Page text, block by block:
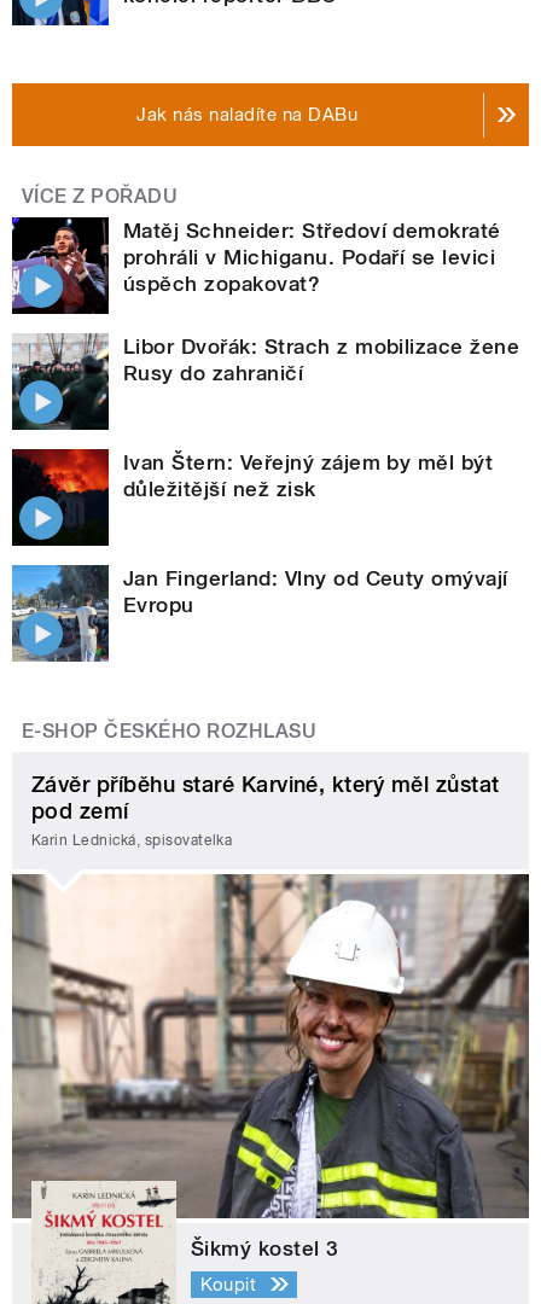
Jak nás naladíte na DABu
VÍCE Z POŘADU
Matěj Schneider: Středoví demokraté
prohráli v Michiganu. Podaří se levici
úspěch zopakovat?
Libor Dvořák: Strach z mobilizace žene
Rusy do zahraničí
Ivan Štern: Veřejný zájem by měl být
důležitější než zisk
Jan Fingerland: Vlny od Ceuty omývají
Evropu
E-SHOP ČESKÉHO ROZHLASU
Závěr příběhu staré Karviné, který měl zůstat
pod zemí
Karin Lednická, spisovatelka
Šikmý kostel 3
Koupit